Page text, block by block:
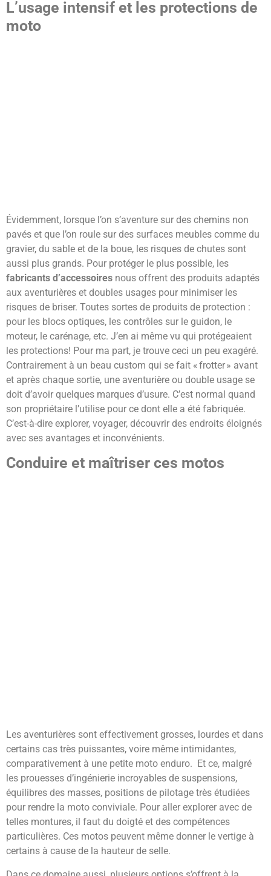
L’usage intensif et les protections de
moto
Évidemment, lorsque l’on s’aventure sur des chemins non
pavés et que l’on roule sur des surfaces meubles comme du
gravier, du sable et de la boue, les risques de chutes sont
aussi plus grands. Pour protéger le plus possible, les
fabricants d’accessoires nous offrent des produits adaptés
aux aventurières et doubles usages pour minimiser les
risques de briser. Toutes sortes de produits de protection :
pour les blocs optiques, les contrôles sur le guidon, le
moteur, le carénage, etc. J’en ai même vu qui protégeaient
les protections! Pour ma part, je trouve ceci un peu exagéré.
Contrairement à un beau custom qui se fait « frotter » avant
et après chaque sortie, une aventurière ou double usage se
doit d’avoir quelques marques d’usure. C’est normal quand
son propriétaire l’utilise pour ce dont elle a été fabriquée.
C’est-à-dire explorer, voyager, découvrir des endroits éloignés
avec ses avantages et inconvénients.
Conduire et maîtriser ces motos
Les aventurières sont effectivement grosses, lourdes et dans
certains cas très puissantes, voire même intimidantes,
comparativement à une petite moto enduro. Et ce, malgré
les prouesses d’ingénierie incroyables de suspensions,
équilibres des masses, positions de pilotage très étudiées
pour rendre la moto conviviale. Pour aller explorer avec de
telles montures, il faut du doigté et des compétences
particulières. Ces motos peuvent même donner le vertige à
certains à cause de la hauteur de selle.